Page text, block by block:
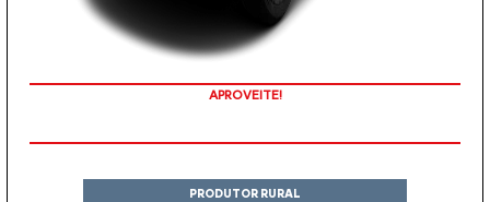
APROVEITE!
PRODUTOR RURAL